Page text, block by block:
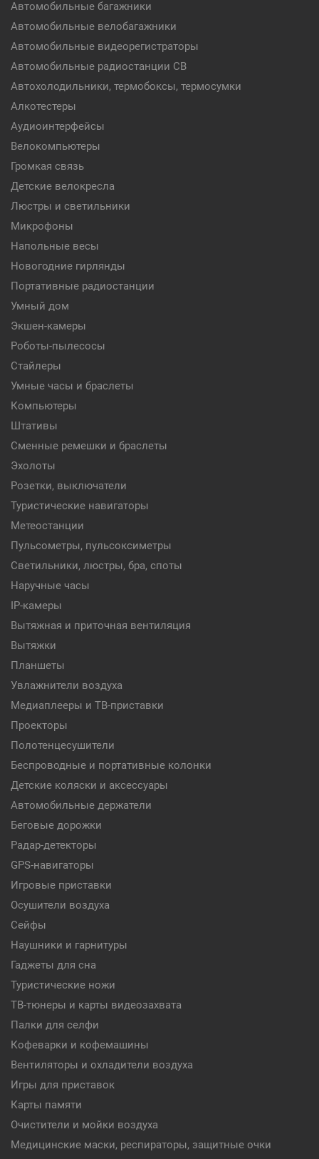
Автомобильные багажники
Автомобильные велобагажники
Автомобильные видеорегистраторы
Автомобильные радиостанции CB
Автохолодильники, термобоксы, термосумки
Алкотестеры
Аудиоинтерфейсы
Велокомпьютеры
Громкая связь
Детские велокресла
Люстры и светильники
Микрофоны
Напольные весы
Новогодние гирлянды
Портативные радиостанции
Умный дом
Экшен-камеры
Роботы-пылесосы
Стайлеры
Умные часы и браслеты
Компьютеры
Штативы
Сменные ремешки и браслеты
Эхолоты
Розетки, выключатели
Туристические навигаторы
Метеостанции
Пульсометры, пульсоксиметры
Светильники, люстры, бра, споты
Наручные часы
IP-камеры
Вытяжная и приточная вентиляция
Вытяжки
Планшеты
Увлажнители воздуха
Медиаплееры и ТВ-приставки
Проекторы
Полотенцесушители
Беспроводные и портативные колонки
Детские коляски и аксессуары
Автомобильные держатели
Беговые дорожки
Радар-детекторы
GPS-навигаторы
Игровые приставки
Осушители воздуха
Сейфы
Наушники и гарнитуры
Гаджеты для сна
Туристические ножи
ТВ-тюнеры и карты видеозахвата
Палки для селфи
Кофеварки и кофемашины
Вентиляторы и охладители воздуха
Игры для приставок
Карты памяти
Очистители и мойки воздуха
Медицинские маски, респираторы, защитные очки